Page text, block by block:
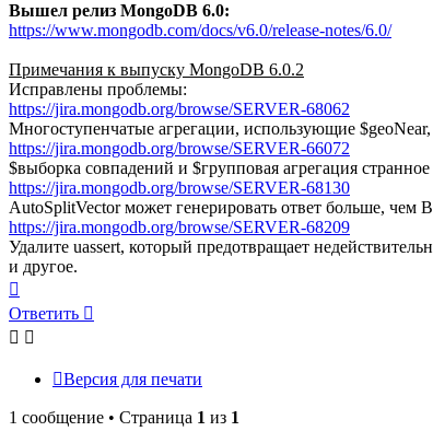
Вышел релиз MongoDB 6.0:
https://www.mongodb.com/docs/v6.0/release-notes/6.0/
Примечания к выпуску MongoDB 6.0.2
Исправлены проблемы:
https://jira.mongodb.org/browse/SERVER-68062
Многоступенчатые агрегации, использующие
https://jira.mongodb.org/browse/SERVER-66072
$выборка совпадений и $групповая агрегация
https://jira.mongodb.org/browse/SERVER-68130
AutoSplitVector может генерировать ответ больше, чем
https://jira.mongodb.org/browse/SERVER-68209
Удалите uassert, который предотвращает
и другое.
к
началу
Ответить
Версия для печати
1 сообщение • Страница 1 из 1